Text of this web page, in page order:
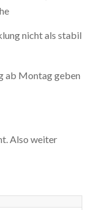
nicht als stabil
ab Montag geben
Also weiter